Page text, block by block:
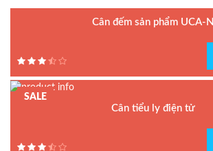
Cân đếm sản phẩm UCA-N
Hãng sản xuất : UTE - Taiwan
Bảo hành: 1.5 năm
SALE
Cân tiểu ly điện tử
Hãng sản xuất : Jadever